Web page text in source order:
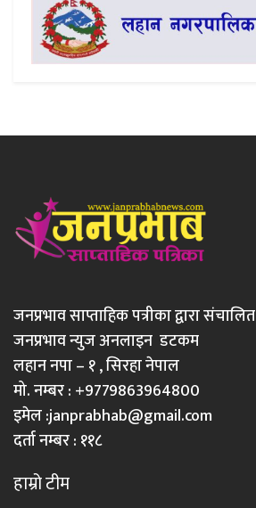
जनप्रभाव साप्ताहिक पत्रीका द्वारा संचालित
जनप्रभाव न्युज अनलाइन डटकम
लहान नपा – १ , सिरहा नेपाल
मो. नम्बर : +9779863964800
इमेल :janprabhab@gmail.com
दर्ता नम्बर : ११८
हाम्रो टीम